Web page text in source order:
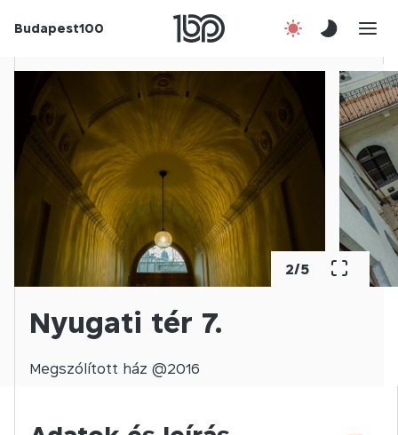
Budapest100
Csatlakozz!
Kapcsolat
En
2/5
Nyugati tér 7.
Megszólított ház @2016